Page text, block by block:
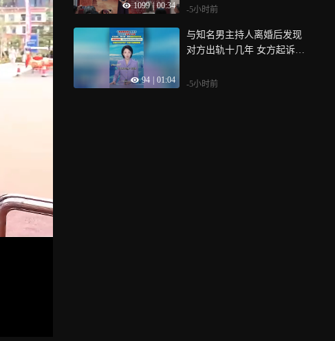
1099 | 00:34 -5小时前
94 01:04
与知名男主持人离婚后发现
对方出轨十几年 女方起诉
-5小时前